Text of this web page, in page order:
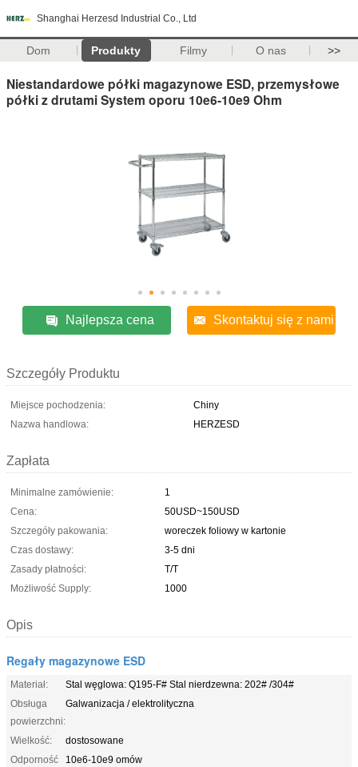
Shanghai Herzesd Industrial Co., Ltd
Dom Produkty Filmy O nas >>
Niestandardowe półki magazynowe ESD, przemysłowe
półki z drutami System oporu 10e6-10e9 Ohm
Najlepsza cena Skontaktuj się z nami
Szczegóły Produktu
Miejsce pochodzenia:
Chiny
Nazwa handlowa:
HERZESD
Zapłata
Minimalne zamówienie:
1
Cena:
50USD~150USD
Szczegóły pakowania:
woreczek foliowy w kartonie
Czas dostawy:
3-5 dni
Zasady płatności:
T/T
Możliwość Supply:
1000
Opis
Regały magazynowe ESD
Materiał:
Stal węglowa: Q195-F# Stal nierdzewna: 202# /304#
Obsługa
powierzchni:
Galwanizacja / elektrolityczna
Wielkość:
dostosowane
Odporność
10e6-10e9 omów